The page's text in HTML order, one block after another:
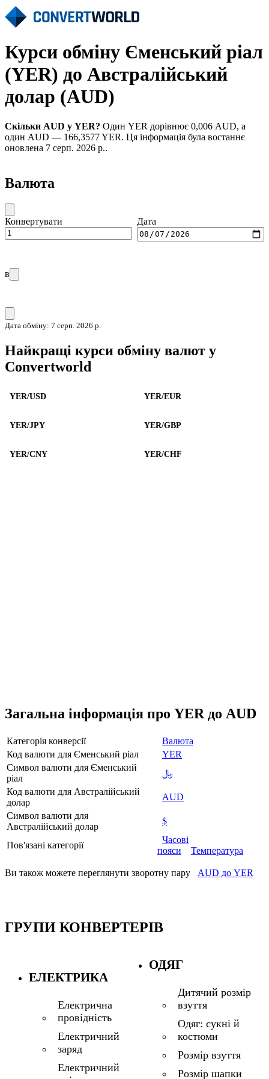
Курси обміну Єменський ріал
(YER) до Австралійський
долар (AUD)
Скільки AUD у YER? Один YER дорівнює 0,006 AUD, а
один AUD — 166,3577 YER. Ця інформація була востаннє
оновлена 7 серп. 2026 р..
Валюта
Конвертувати Дата
в
Дата обміну: 7 серп. 2026 р.
Найкращі курси обміну валют у
Convertworld
YER/USD YER/EUR
YER/JPY YER/GBP
YER/CNY YER/CHF
Загальна інформація про YER до AUD
Категорія конверсії
Валюта
Код валюти для Єменський ріал
YER
Символ валюти для Єменський
ріал
﷼
Код валюти для Австралійський
долар
AUD
Символ валюти для
Австралійський долар
$
Пов'язані категорії
Часові
пояси
Температура
Ви також можете переглянути зворотну пару AUD до YER
ГРУПИ КОНВЕРТЕРІВ
ЕЛЕКТРИКА
Електрична
провідність
Електричний
заряд
Електричний
ОДЯГ
Дитячий розмір
взуття
Одяг: сукні й
костюми
Розмір взуття
Розмір шапки